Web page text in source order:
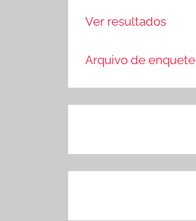
Ver resultados
Arquivo de enquete